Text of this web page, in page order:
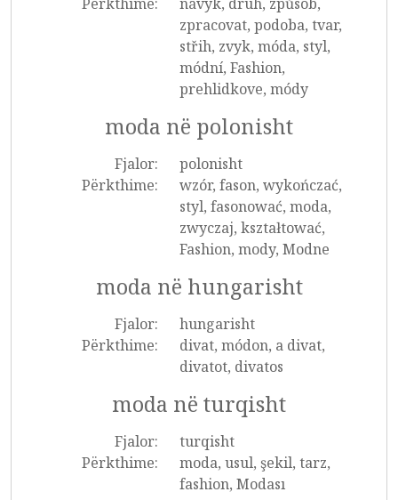
zpracovat, podoba, tvar,
střih, zvyk, móda, styl,
módní, Fashion,
prehlidkove, módy
moda në polonisht
Fjalor:
polonisht
Përkthime:
wzór, fason, wykończać,
styl, fasonować, moda,
zwyczaj, kształtować,
Fashion, mody, Modne
moda në hungarisht
Fjalor:
hungarisht
Përkthime:
divat, módon, a divat,
divatot, divatos
moda në turqisht
Fjalor:
turqisht
Përkthime:
moda, usul, şekil, tarz,
fashion, Modası